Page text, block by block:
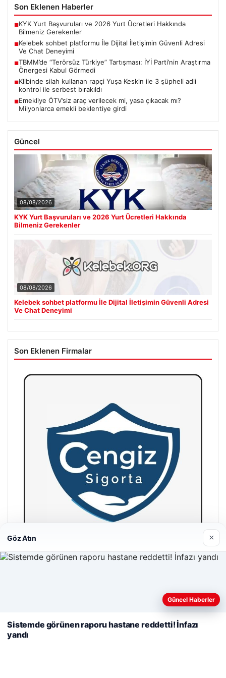
Son Eklenen Haberler
■KYK Yurt Başvuruları ve 2026 Yurt Ücretleri Hakkında
Bilmeniz Gerekenler
■Kelebek sohbet platformu İle Dijital İletişimin Güvenli Adresi
Ve Chat Deneyimi
■TBMM’de “Terörsüz Türkiye” Tartışması: İYİ Parti’nin Araştırma
Önergesi Kabul Görmedi
■Klibinde silah kullanan rapçi Yuşa Keskin ile 3 şüpheli adli
kontrol ile serbest bırakıldı
■Emekliye ÖTV’siz araç verilecek mi, yasa çıkacak mı?
Milyonlarca emekli beklentiye girdi
Güncel
08/08/2026
KYK Yurt Başvuruları ve 2026 Yurt Ücretleri Hakkında
Bilmeniz Gerekenler
08/08/2026
Kelebek sohbet platformu İle Dijital İletişimin Güvenli Adresi
Ve Chat Deneyimi
Son Eklenen Firmalar
Web sitemizi nasıl kullandığınızı daha iyi anlayabilmek,
kullanıyoruz. Çerez Politikamız
Reddet
Göz Atın ×
Güncel Haberler
Sistemde görünen raporu hastane reddetti! İnfazı
yandı